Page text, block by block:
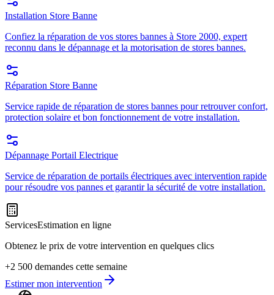
Installation Store Banne
Confiez la réparation de vos stores bannes à Store 2000, expert
reconnu dans le dépannage et la motorisation de stores bannes.
Réparation Store Banne
Service rapide de réparation de stores bannes pour retrouver confort,
protection solaire et bon fonctionnement de votre installation.
Dépannage Portail Electrique
Service de réparation de portails électriques avec intervention rapide
pour résoudre vos pannes et garantir la sécurité de votre installation.
ServicesEstimation en ligne
Obtenez le prix de votre intervention en quelques clics
+2 500 demandes cette semaine
Estimer mon intervention